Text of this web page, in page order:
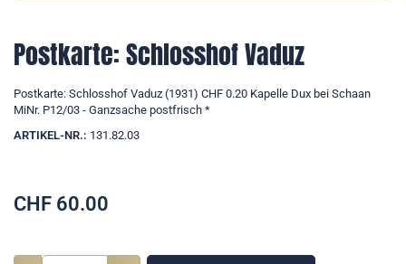
Postkarte: Schlosshof Vaduz
Postkarte: Schlosshof Vaduz (1931) CHF 0.20 Kapelle Dux bei Schaan
MiNr. P12/03 - Ganzsache postfrisch *
ARTIKEL-NR.: 131.82.03
CHF 60.00